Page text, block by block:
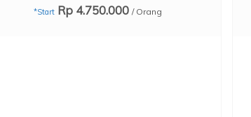
*Start Rp 4.750.000 / Orang